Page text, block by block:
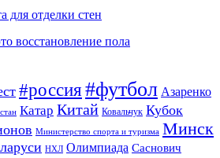
для отделки стен
восстановление пола
#россия#футбол Азаренко
Катар Китай Ковальчук Кубок
Министерство спорта и туризма Минск
НХЛ Олимпиада Саснович